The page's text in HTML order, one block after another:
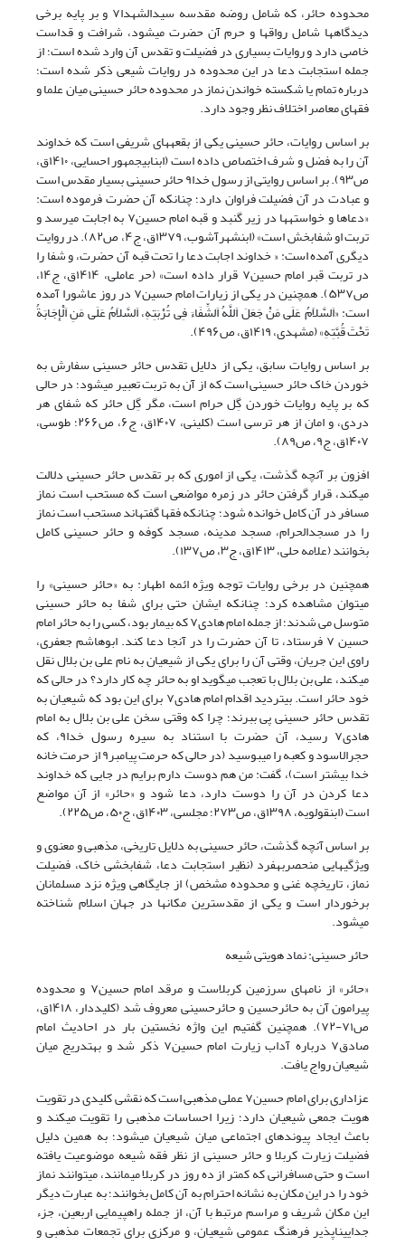
محدوده حائر، که شامل روضه مقدسه سیدالشهدا۷ و بر پایه برخی
دیدگاهها شامل رواقها و حرم آن حضرت میشود، شرافت و قداست
خاصی دارد و روایات بسیاری در فضیلت و تقدس آن وارد شده است؛ از
جمله استجابت دعا در این محدوده در روایات شیعی ذکر شده است؛
درباره تمام یا شکسته خواندن نماز در محدوده حائر حسینی میان علما و
فقهای معاصر اختلاف نظر وجود دارد.
بر اساس روایات، حائر حسینی یکی از بقعههای شریفی است که خداوند
آن را به فضل و شرف اختصاص داده است (ابنابیجمهور احسایی، ۱۴۱۰ق،
ص۹۳) . بر اساس روایتی از رسول خدا۹حائر حسینی بسیار مقدس است
و عبادت در آن فضیلت فراوان دارد؛ چنانکه آن حضرت فرموده است:
«دعاها و خواستهها در زیر گنبد و قبه امام حسین۷به اجابت میرسد و
تربت او شفابخش است»(ابنشهرآشوب، ۱۳۷۹ق، ج۴، ص۸۲) . در روایت
دیگری آمده است: « خداوند اجابت دعا را تحت قبه آن حضرت، و شفا را
در تربت قبر امام حسین۷ قرار داده است» (حر عاملی، ۱۴۱۴ق، ج۱۴،
ص۵۳۷) . همچنین در یکی از زیارات امام حسین۷در روز عاشورا آمده
است:«اَلسَّلاَمُ عَلَى مَنْ جَعَلَ اَللَّهُ اَلشِّفَاءَ فِی تُرْبَتِهِ، اَلسَّلاَمُ عَلَى مَنِ اَلْإِجَابَةُ
تَحْتَ قُبَّتِهِ»(مشهدی، ۱۴۱۹ق، ص۴۹۶)
.
بر اساس روایات سابق، یکی از دلایل تقدس حائر حسینی سفارش به
خوردن خاک حائر حسینی است که از آن به تربت تعبیر میشود؛ در حالی
که بر پایه روایات خوردن گِل حرام است، مگر گِل حائر که شفای هر
دردی، و امان از هر ترسی است(کلینی، ۱۴۰۷ق، ج۶، ص۲۶۶؛ طوسی،
۱۴۰۷ق، ج۹، ص۸۹)
.
افزون بر آنچه گذشت، یکی از اموری که بر تقدس حائر حسینی دلالت
میکند، قرار گرفتن حائر در زمره مواضعیاست که مستحب است نماز
مسافر در آن کامل خوانده شود؛ چنانکه فقها گفتهاند مستحب است نماز
را در مسجدالحرام، مسجد مدینه، مسجد کوفه و حائر حسینی کامل
بخوانند(علامه حلی، ۱۴۱۳ق، ج۳ ، ص۱۳۷)
.
همچنین در برخی روایات توجه ویژه ائمه اطهار:به «حائر حسینی» را
میتوان مشاهده کرد؛ چنانکه ایشان حتی برای شفا به حائر حسینی
متوسل می شدند؛ از جمله امام هادی۷که بیمار بود، کسی را به حائر امام
حسین۷فرستاد، تا آن حضرت را در آنجا دعا کند. ابوهاشم جعفری،
راوی این جریان، وقتی آن را برای یکی از شیعیان به نام علی بن بلال نقل
میکند، علی بن بلال با تعجب میگوید او به حائر چه کار دارد؟ در حالی که
خود حائر است. بیتردید اقدام امام هادی۷برای این بود که شیعیان به
تقدس حائر حسینی پی ببرند؛ چرا که وقتی سخن علی بن بلال به امام
هادی۷ رسید، آن حضرت با استناد به سیره رسول خدا۹، که
حجرالاسود و کعبه را میبوسید (در حالی که حرمت پیامبر۹از حرمت خانه
خدا بیشتر است)، گفت: من هم دوست دارم برایم در جایی که خداوند
دعا کردن در آن را دوست دارد، دعا شود و «حائر» از آن مواضع
است(ابنقولویه، ۱۳۹۸ق، ص۲۷۳؛ مجلسی، ۱۴۰۳ق، ج۵۰، ص۲۲۵)
.
بر اساس آنچه گذشت، حائر حسینی به دلایل تاریخی، مذهبی و معنوی و
ویژگیهایی منحصربهفرد (نظیر استجابت دعا، شفابخشی خاک، فضیلت
نماز، تاریخچه غنی و محدوده مشخص) از جایگاهی ویژه نزد مسلمانان
برخوردار است و یکی از مقدسترین مکانها در جهان اسلام شناخته
میشود.
حائر حسینی: نماد هویتی شیعه
«حائر» از نامهای سرزمین کربلاست و مرقد امام حسین۷ و محدوده
پیرامون آن به حائرحسین و حائرحسینی معروف شد (کلیددار، ۱۴۱۸ق،
ص۷۱- ۷۲) . همچنین گفتیم این واژه نخستین بار در احادیث امام
صادق۷ درباره آداب زیارت امام حسین۷ ذکر شد و بهتدریج میان
شیعیان رواج یافت.
عزاداری برای امام حسین۷عملی مذهبی است که نقشی کلیدی در تقویت
هویت جمعی شیعیان دارد؛ زیرا احساسات مذهبی را تقویت میکند و
باعث ایجاد پیوندهای اجتماعی میان شیعیان میشود؛ به همین دلیل
فضیلت زیارت کربلا و حائر حسینی از نظر فقه شیعه موضوعیت یافته
است و حتی مسافرانی که کمتر از ده روز در کربلا میمانند، میتوانند نماز
خود را در این مکان به نشانه احترام به آن کامل بخوانند؛ به عبارت دیگر
این مکان شریف و مراسم مرتبط با آن، از جمله راهپیمایی اربعین، جزء
جداییناپذیر فرهنگ عمومی شیعیان، و مرکزی برای تجمعات مذهبی و